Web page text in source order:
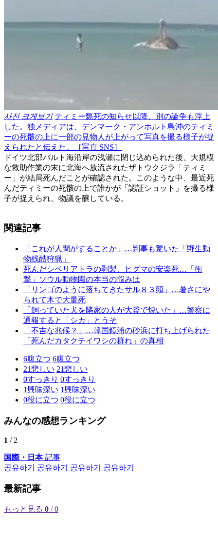
사진 크게보기 ティミー斃死の知らせ以降、別の論争も浮上
した。独メディアは、デンマーク・アンホルト島沖のティミ
ーの死骸の上に一部の見物人が上がって写真を撮る様子が捉
えられたと伝えた。［写真 SNS］
ドイツ北部バルト海沿岸の浅瀬に閉じ込められた後、大規模
な救助作業の末に北海へ放流されたザトウクジラ「ティミ
ー」が結局死んだことが確認された。このような中、最近死
んだティミーの死骸の上で誰かが「認証ショット」を撮る様
子が捉えられ、物議を醸している。
関連記事
「これが人間がすることか」…判事も驚いた「野生動
物残酷狩猟」
死んだシベリアトラの剥製、ヒグマの安楽死…「衝
撃」ソウル動物園の本当の悩みは
「リンゴのように落ちてきたサル８３頭」…暑さにや
られて木で大量死
「飼っていた犬を隣家の人が大釜で焼いた」…警察に
通報すると「シカ」とうそ
「不吉な兆候？」…韓国鏡浦の砂浜に打ち上げられた
「死んだカタクチイワシの群れ」の真相
6腹立つ 6腹立つ
21悲しい 21悲しい
0すっきり 0すっきり
1興味深い 1興味深い
0役に立つ 0役に立つ
みんなの感想ランキング
1 / 2
国際・日本記事
공유하기
공유하기 공유하기 공유하기
最新記事
もっと見る 0 / 0